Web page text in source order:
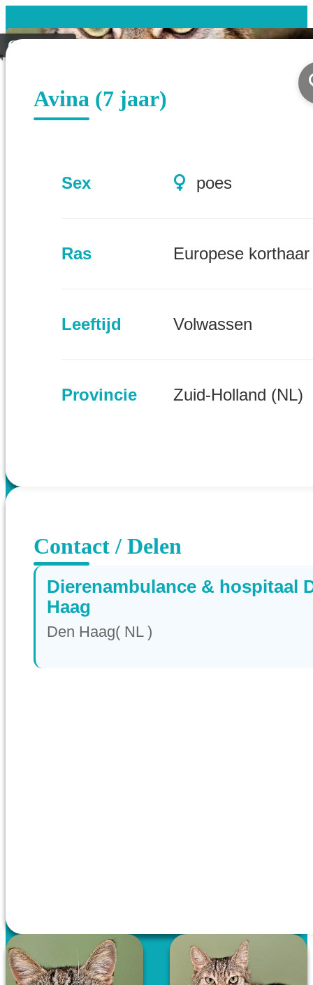
Geplaatst
Avina (7 jaar)
Sex poes
Ras Europese korthaar
Leeftijd Volwassen
Provincie Zuid-Holland (NL)
Contact / Delen
Dierenambulance & hospitaal
Haag
Den Haag( NL )